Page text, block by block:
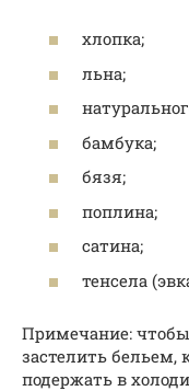
хлопка;
льна;
бамбука;
бязя;
поплина;
сатина;
тенсела
Примечание:
застелить бельем,
подержать в